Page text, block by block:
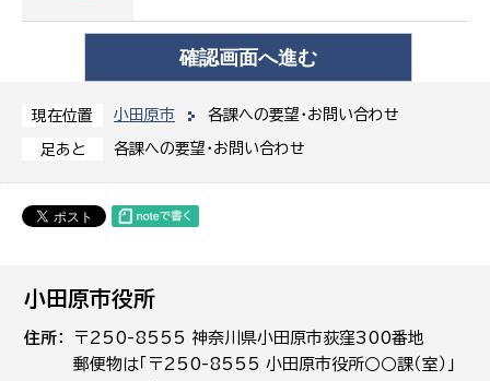
現在位置 小田原市 各課への要望・お問い合わせ
足あと 各課への要望・お問い合わせ
小田原市役所
住所
〒250-8555 神奈川県小田原市荻窪300番地
郵便物は「〒250-8555 小田原市役所○○課（室）」